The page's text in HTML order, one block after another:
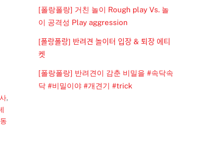
,
동
[폴랑폴랑] 거친 놀이 Rough play Vs. 놀
이 공격성 Play aggression
[폴랑폴랑] 반려견 놀이터 입장 & 퇴장 에티
켓
[폴랑폴랑] 반려견이 감춘 비밀을 #속닥속
닥 #비밀이야 #개견기 #trick